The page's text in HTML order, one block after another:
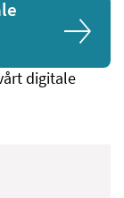
digitale